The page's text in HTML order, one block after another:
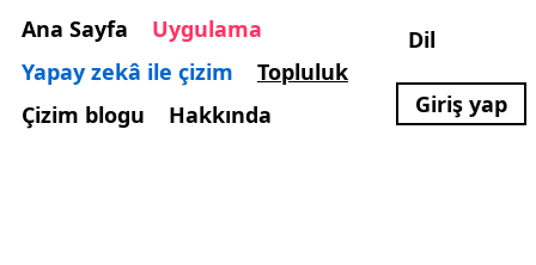
Ana Sayfa
Uygulama
Yapay zekâ ile çizim
Topluluk
Çizim blogu
Hakkında
Dil
Giriş yap